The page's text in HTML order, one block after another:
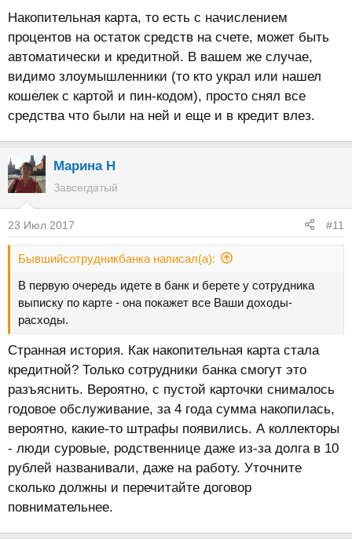
Накопительная карта, то есть с начислением
процентов на остаток средств на счете, может быть
автоматически и кредитной. В вашем же случае,
видимо злоумышленники (то кто украл или нашел
кошелек с картой и пин-кодом), просто снял все
средства что были на ней и еще и в кредит влез.
Марина Н
Завсегдатый
23 Июл 2017 #11
Бывшийсотрудникбанка написал(а):
В первую очередь идете в банк и берете у сотрудника
выписку по карте - она покажет все Ваши доходы-
расходы.
Странная история. Как накопительная карта стала
кредитной? Только сотрудники банка смогут это
разъяснить. Вероятно, с пустой карточки снималось
годовое обслуживание, за 4 года сумма накопилась,
вероятно, какие-то штрафы появились. А коллекторы
- люди суровые, родственнице даже из-за долга в 10
рублей названивали, даже на работу. Уточните
сколько должны и перечитайте договор
повнимательнее.